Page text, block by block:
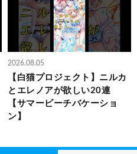
2026.08.05
【白猫プロジェクト】ニルカ
とエレノアが欲しい20連
【サマービーチバケーショ
ン】